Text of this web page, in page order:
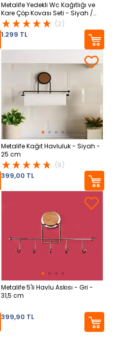
Metalife Yedekli Wc Kağıtlığı ve
Kare Çöp Kovası Seti - Siyah /
Krom
(2)
1.299 TL
Metalife Kağıt Havluluk - Siyah -
25 cm
(9)
399,00 TL
Metalife 5'li Havlu Askısı - Gri -
31,5 cm
399,90 TL